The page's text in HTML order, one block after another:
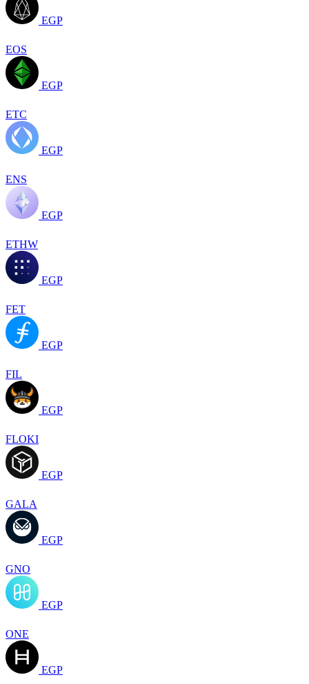
EGP
EOS
EGP
ETC
EGP
ENS
EGP
ETHW
EGP
FET
EGP
FIL
EGP
FLOKI
EGP
GALA
EGP
GNO
EGP
ONE
EGP